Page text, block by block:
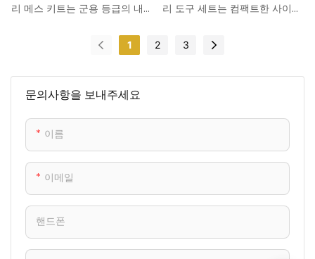
문의사항을 보내주세요
이름
이메일
핸드폰
에게 적합합니다. 공간 절약을 위
계량을 위한 냄비의 수위 표시가
브, 휴대용 버너 등 다양한 야외
와이어 포함, 하이킹, 군용,
리 메스 키트는 군용 등급의 ​​내
절약형 디자인을 결합한 아웃도
어 필수품으로, 캠핑, 하이킹, 군
사 용도 및 모든 야외 활동에 이
상적입니다. 740ml 도시락통과
380ml 컵으로 구성된 이 세트는
99.6% 순수 티타늄 소재에 샌드
블라스팅 마감 처리되어 높은 강
도와 ​​가벼운 무게(총 약 212g)를
자랑합니다. 모닥불 위에서 조리
할 수 있도록 설계되었으며, 조리
도구와 식기로 모두 사용할 수
있을 뿐 아니라 스테인리스 스틸
걸이 와이어를 이용해 안정적으
로 걸어서 사용할 수도 있습니다.
잡이 포함)
리 도구 세트는 컴팩트한 사이즈
든 아웃도어 활동에 적합한 야외
450ml 다용도 팬(프라이팬 겸
드블라스팅 마감 처리되어 있습
우 가볍고 내구성이 뛰어나며, 접
이식 손잡이가 있어 보관이 편리
쌓을 수 있어 짐 공간을 절약할
하게 설계되었으며, 캠핑 스토브
와도 호환됩니다. 천연 무독성 소
1 2 3